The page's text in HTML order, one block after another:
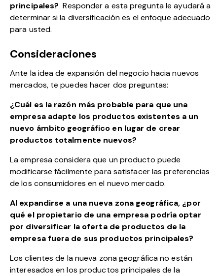
principales? Responder a esta pregunta le ayudará a
determinar si la diversificación es el enfoque adecuado
para usted.
Consideraciones
Ante la idea de expansión del negocio hacia nuevos
mercados, te puedes hacer dos preguntas:
¿Cuál es la razón más probable para que una
empresa adapte los productos existentes a un
nuevo ámbito geográfico en lugar de crear
productos totalmente nuevos?
La empresa considera que un producto puede
modificarse fácilmente para satisfacer las preferencias
de los consumidores en el nuevo mercado.
Al expandirse a una nueva zona geográfica, ¿por
qué el propietario de una empresa podría optar
por diversificar la oferta de productos de la
empresa fuera de sus productos principales?
Los clientes de la nueva zona geográfica no están
interesados en los productos principales de la